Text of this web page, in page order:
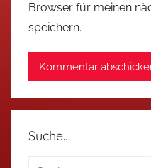
Browser für meinen
speichern.
Suche…
Suchen